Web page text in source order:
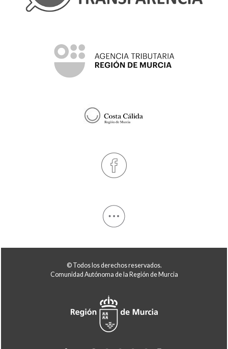
© Todos los derechos reservados.
Comunidad Autónoma de la Región de Murcia